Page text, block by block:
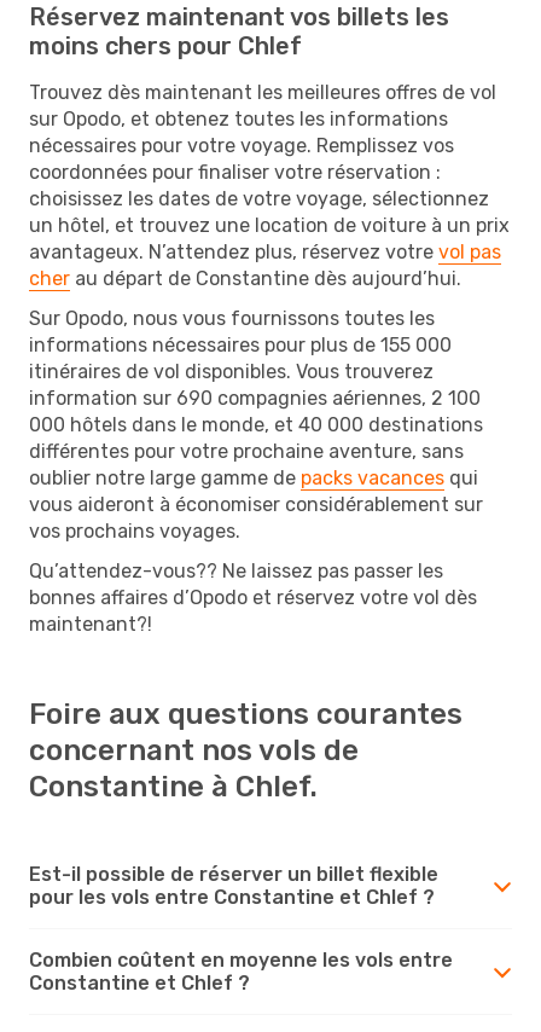
Réservez maintenant vos billets les
moins chers pour Chlef
Trouvez dès maintenant les meilleures offres de vol
sur Opodo, et obtenez toutes les informations
nécessaires pour votre voyage. Remplissez vos
coordonnées pour finaliser votre réservation :
choisissez les dates de votre voyage, sélectionnez
un hôtel, et trouvez une location de voiture à un prix
avantageux. N’attendez plus, réservez votre vol pas
cher au départ de Constantine dès aujourd’hui.
Sur Opodo, nous vous fournissons toutes les
informations nécessaires pour plus de 155 000
itinéraires de vol disponibles. Vous trouverez
information sur 690 compagnies aériennes, 2 100
000 hôtels dans le monde, et 40 000 destinations
différentes pour votre prochaine aventure, sans
oublier notre large gamme de packs vacances qui
vous aideront à économiser considérablement sur
vos prochains voyages.
Qu’attendez-vous?? Ne laissez pas passer les
bonnes affaires d’Opodo et réservez votre vol dès
maintenant?!
Foire aux questions courantes
concernant nos vols de
Constantine à Chlef.
Est-il possible de réserver un billet flexible
pour les vols entre Constantine et Chlef ?
Combien coûtent en moyenne les vols entre
Constantine et Chlef ?